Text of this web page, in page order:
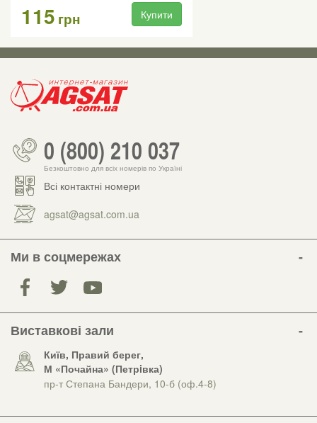
115 грн Купити
0 (800) 210 037
Безкоштовно для всіх номерів по Україні
Всі контактні номери
agsat@agsat.com.ua
Ми в соцмережах
Виставкові зали
Київ, Правий берег,
М «Почайна» (Петрiвка)
пр-т Степана Бандери, 10-б (оф.4-8)